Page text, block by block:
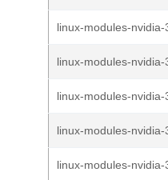
linux-modules-
linux-modules-
linux-modules-
linux-modules-
linux-modules-